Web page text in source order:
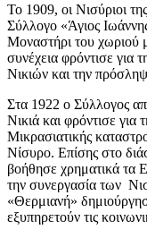
Το 1909, οι Νισύριοι
Σύλλογο «Άγιος
Μοναστήρι του χωριού
συνέχεια φρόντισε για
Νικιών και την
Στα 1922 ο Σύλλογος
Νικιά και φρόντισε
Μικρασιατικής
Νίσυρο. Επίσης στο
βοήθησε χρηματικά τα
την συνεργασία των
«Θερμιανή»
εξυπηρετούν τις